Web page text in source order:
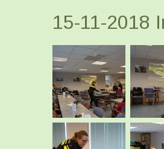
15-11-2018